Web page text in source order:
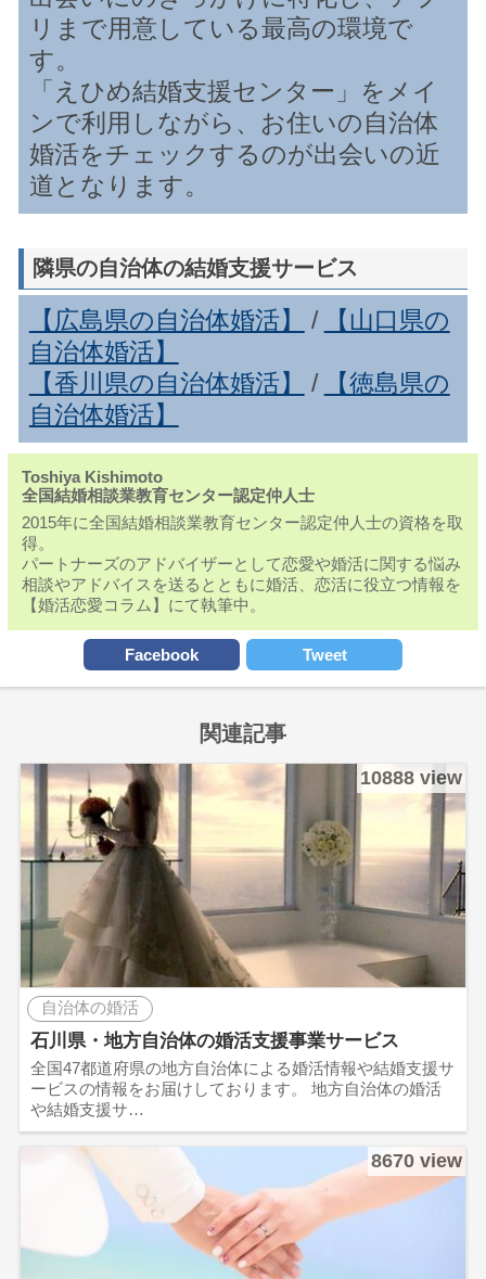
リまで用意している最高の環境で
す。
「えひめ結婚支援センター」をメイ
ンで利用しながら、お住いの自治体
婚活をチェックするのが出会いの近
道となります。
隣県の自治体の結婚支援サービス
【広島県の自治体婚活】 /
【山口県の
自治体婚活】
【香川県の自治体婚活】
/
【徳島県の
自治体婚活】
Toshiya Kishimoto
全国結婚相談業教育センター認定仲人士
2015年に全国結婚相談業教育センター認定仲人士の資格を取
得。
パートナーズのアドバイザーとして恋愛や婚活に関する悩み
相談やアドバイスを送るとともに婚活、恋活に役立つ情報を
【婚活恋愛コラム】にて執筆中。
Facebook Tweet
関連記事
10888 view
自治体の婚活
石川県・地方自治体の婚活支援事業サービス
全国47都道府県の地方自治体による婚活情報や結婚支援サ
ービスの情報をお届けしております。 地方自治体の婚活
や結婚支援サ…
8670 view